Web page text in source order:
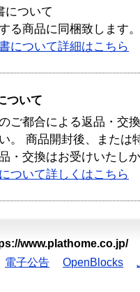
について
る商品に同梱致します。
について詳細はこちら
ついて
ご都合による返品・交
。 商品開封後、または
・交換はお受けいたし
ついて詳しくはこちら
www.plathome.co.jp/
電子公告 OpenBlocks